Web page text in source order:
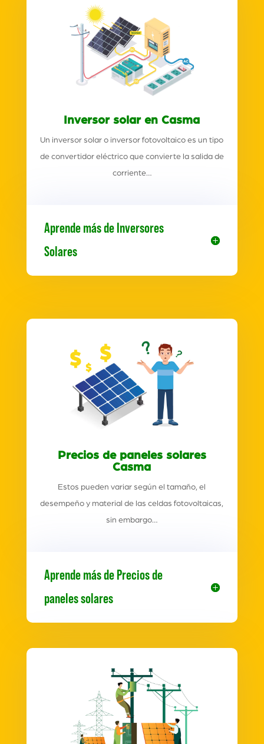
Inversor solar en Casma
Un inversor solar o inversor fotovoltaico es un tipo
de convertidor eléctrico que convierte la salida de
corriente…
Aprende más de Inversores
Solares
Precios de paneles solares
Casma
Estos pueden variar según el tamaño, el
desempeño y material de las celdas fotovoltaicas,
sin embargo…
Aprende más de Precios de
paneles solares